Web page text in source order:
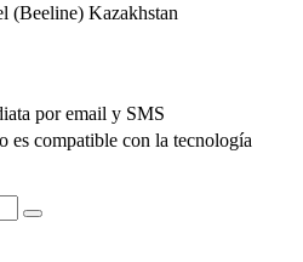
(Beeline) Kazakhstan
por email y SMS
es compatible con la tecnología